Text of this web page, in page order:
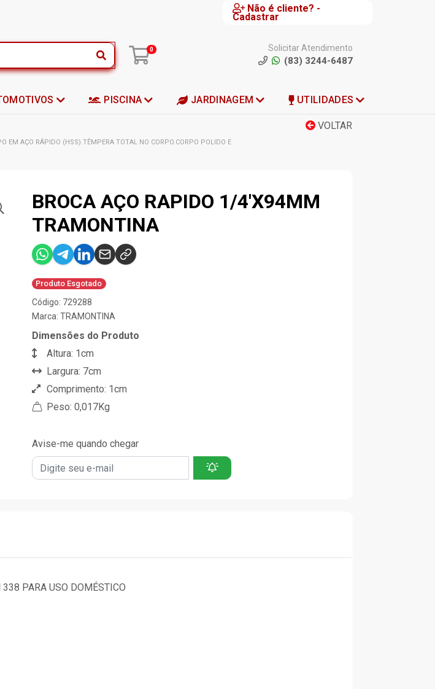
Não é cliente? -
Cadastrar
0 Solicitar Atendimento
(83) 3244-6487
PISCINA JARDINAGEM UTILIDADES
VOLTAR
EM AÇO RÁPIDO (HSS).TÊMPERA TOTAL NO CORPO.CORPO POLIDO E
BROCA AÇO RAPIDO 1/4'X94MM
TRAMONTINA
Produto Esgotado
Código: 729288
Marca: TRAMONTINA
Dimensões do Produto
Altura: 1cm
Largura: 7cm
Comprimento: 1cm
Peso: 0,017Kg
Avise-me quando chegar
PARA USO DOMÉSTICO